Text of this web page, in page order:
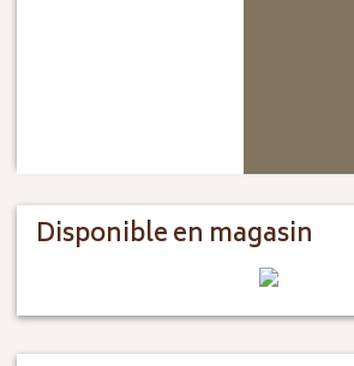
Disponible en magasin